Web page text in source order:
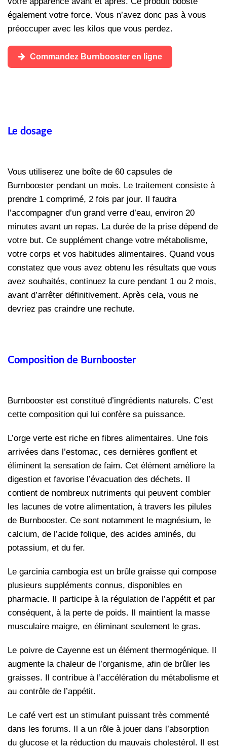
également votre force. Vous n’avez donc pas à vous
préoccuper avec les kilos que vous perdez.
Commandez Burnbooster en ligne
Le dosage
Vous utiliserez une boîte de 60 capsules de
Burnbooster pendant un mois. Le traitement consiste à
prendre 1 comprimé, 2 fois par jour. Il faudra
l’accompagner d’un grand verre d’eau, environ 20
minutes avant un repas. La durée de la prise dépend de
votre but. Ce supplément change votre métabolisme,
votre corps et vos habitudes alimentaires. Quand vous
constatez que vous avez obtenu les résultats que vous
avez souhaités, continuez la cure pendant 1 ou 2 mois,
avant d’arrêter définitivement. Après cela, vous ne
devriez pas craindre une rechute.
Composition de Burnbooster
Burnbooster est constitué d’ingrédients naturels. C’est
cette composition qui lui confère sa puissance.
L’orge verte est riche en fibres alimentaires. Une fois
arrivées dans l’estomac, ces dernières gonflent et
éliminent la sensation de faim. Cet élément améliore la
digestion et favorise l’évacuation des déchets. Il
contient de nombreux nutriments qui peuvent combler
les lacunes de votre alimentation, à travers les pilules
de Burnbooster. Ce sont notamment le magnésium, le
calcium, de l’acide folique, des acides aminés, du
potassium, et du fer.
Le garcinia cambogia est un brûle graisse qui compose
plusieurs suppléments connus, disponibles en
pharmacie. Il participe à la régulation de l’appétit et par
conséquent, à la perte de poids. Il maintient la masse
musculaire maigre, en éliminant seulement le gras.
Le poivre de Cayenne est un élément thermogénique. Il
augmente la chaleur de l’organisme, afin de brûler les
graisses. Il contribue à l’accélération du métabolisme et
au contrôle de l’appétit.
Le café vert est un stimulant puissant très commenté
dans les forums. Il a un rôle à jouer dans l’absorption
du glucose et la réduction du mauvais cholestérol. Il est